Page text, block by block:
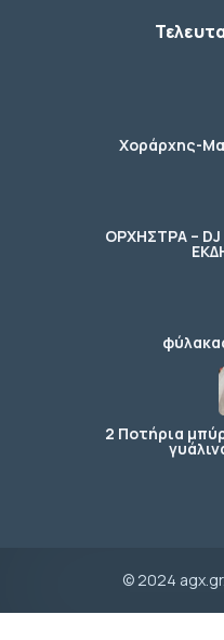
Χοράρχης-
ΟΡΧΗΣΤΡΑ –
2 Ποτήρια
© 2024